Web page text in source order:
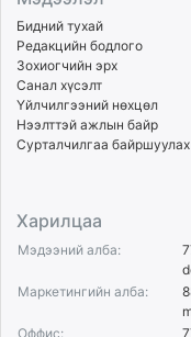
Бидний тухай
Редакцийн бодлого
Зохиогчийн эрх
Санал хүсэлт
Үйлчилгээний нөхцөл
Нээлттэй ажлын байр
Сурталчилгаа байршуулах
Харилцаа
Мэдээний алба:
Маркетингийн алба:
Оффис: